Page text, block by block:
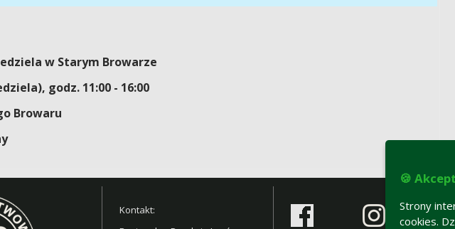
w Starym Browarze
godz. 11:00 - 16:00
Browaru
Kontakt:
🍪
Strony
cookies.